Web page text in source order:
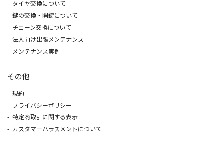
タイヤ交換について
鍵の交換・開錠について
チェーン交換について
法人向け出張メンテナンス
メンテナンス実例
その他
規約
プライバシーポリシー
特定商取引に関する表示
カスタマーハラスメントについて